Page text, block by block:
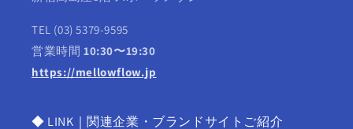
TEL (03) 5379-9595
営業時間 10:30〜19:30
https://mellowflow.jp
◆ LINK｜関連企業・ブランドサイトご紹介